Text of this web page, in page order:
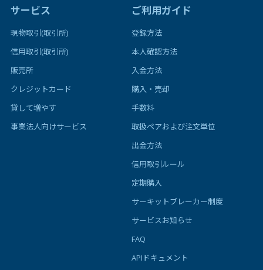
サービス
現物取引(取引所)
信用取引(取引所)
販売所
クレジットカード
貸して増やす
事業法人向けサービス
ご利用ガイド
登録方法
本人確認方法
入金方法
購入・売却
手数料
取扱ペアおよび注文単位
出金方法
信用取引ルール
定期購入
サーキットブレーカー制度
サービスお知らせ
FAQ
APIドキュメント